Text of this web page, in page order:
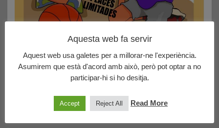
Please follow and like us:
Navegació
Vols formar part del CBA?
Partits per al 4 i 5 de maig
Aquesta web fa servir
Aquest web usa galetes per a millorar-ne l'experiència.
Asumirem que està d'acord amb això, però pot optar a no
participar-hi si ho desitja.
Accept Reject All Read More